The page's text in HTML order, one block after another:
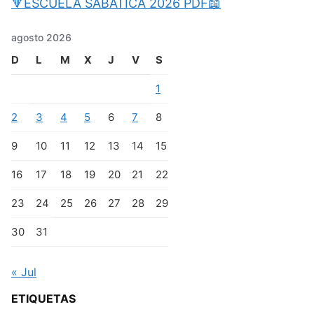
🔻ESCUELA SABATICA 2026 PDF📖
agosto 2026
D L M X J V S
1
2 3 4 5 6 7 8
9 10 11 12 13 14 15
16 17 18 19 20 21 22
23 24 25 26 27 28 29
30 31
« Jul
ETIQUETAS